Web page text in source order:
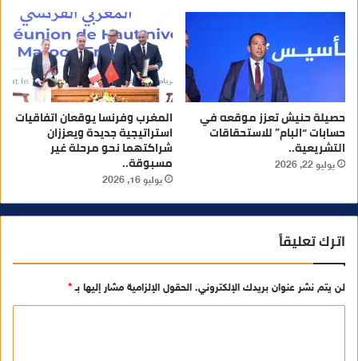
حصيلة حنيش تعزز موقعه في
حسابات “البام” للاستحقاقات
التشريعية..
يوليو 22, 2026
المغرب وفرنسا يوقعان اتفاقيات
استراتيجية جديدة ويعززان
شراكتهما نحو مرحلة غير
مسبوقة..
يوليو 16, 2026
اترك تعليقاً
لن يتم نشر عنوان بريدك الإلكتروني. الحقول الإلزامية مشار إليها بـ*